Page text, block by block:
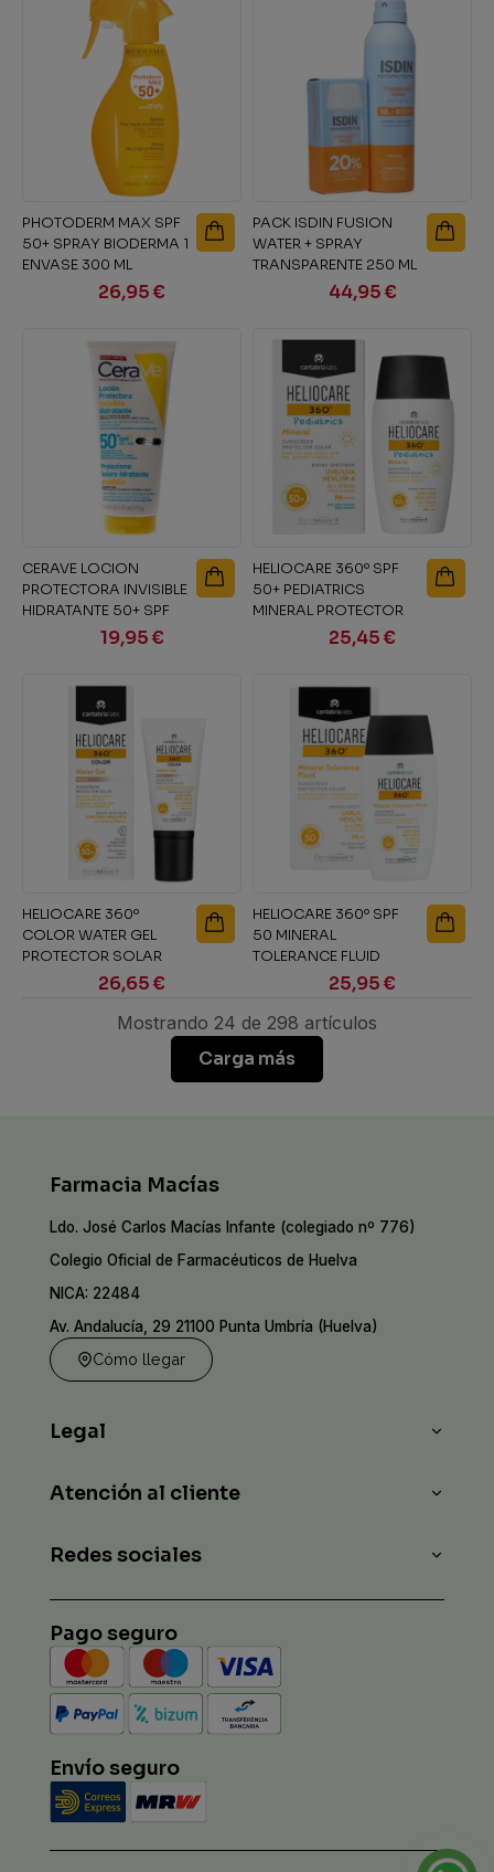
PHOTODERM MAX SPF
50+ SPRAY BIODERMA 1
ENVASE 300 ML
26,95 €
PACK ISDIN FUSION
WATER + SPRAY
TRANSPARENTE 250 ML
44,95 €
CERAVE LOCION
PROTECTORA INVISIBLE
HIDRATANTE 50+ SPF
19,95 €
HELIOCARE 360º SPF
50+ PEDIATRICS
MINERAL PROTECTOR
SOLAR PIEL...25,45 €
HELIOCARE 360º
COLOR WATER GEL
PROTECTOR SOLAR
SPF 50+ 1 ENVASE 50...
26,65 €
HELIOCARE 360º SPF
50 MINERAL
TOLERANCE FLUID
PROTECTOR SOLAR 1...
25,95 €
Mostrando 24 de 298 artículos
Carga más
Farmacia Macías
Ldo. José Carlos Macías Infante (colegiado nº 776)
Colegio Oficial de Farmacéuticos de Huelva
NICA: 22484
Av. Andalucía, 29 21100 Punta Umbría (Huelva)
Cómo llegar
Legal
Atención al cliente
Redes sociales
Pago seguro
Envío seguro